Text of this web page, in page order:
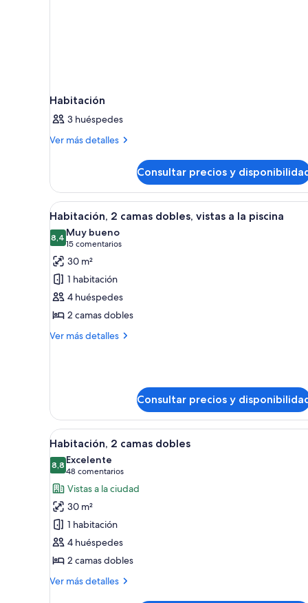
Habitación
3 huéspedes
Ver más detalles
Más
Consultar precios y
Abrir
todas
las
fotos
de
Habitación,
2
camas
dobles,
Una habitación de hotel con
8
Habitación, 2 camas dobles, vistas a la piscina
8,48,4 de 10
Muy bueno
15 comentarios
(15 comentarios)
30 m²
1 habitación
4 huéspedes
2 camas dobles
Ver más detalles
Más
dobles,
vistas
a
la
piscina
Consultar precios y
Abrir
todas
las
fotos
de
Habitación,
2
camas
dobles
Habitación de hotel con dos
8
Habitación, 2 camas dobles
8,88,8 de 10
Excelente
48 comentarios
(48 comentarios)
Vistas a la ciudad
30 m²
1 habitación
4 huéspedes
2 camas dobles
Ver más detalles
Más